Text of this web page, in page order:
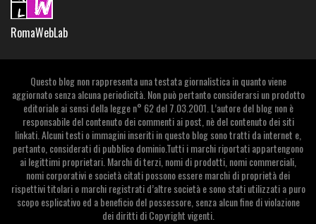
RomaWebLab
Questo blog non rappresenta una testata giornalistica in quanto viene
aggiornato senza alcuna periodicità. Non può pertanto considerarsi un prodotto
editoriale ai sensi della legge n° 62 del 7.03.2001. L’autore del blog non è
responsabile del contenuto dei commenti ai post, nè del contenuto dei siti
linkati. Alcuni testi o immagini inseriti in questo blog sono tratti da internet e,
pertanto, considerati di pubblico dominio.Tutti i marchi riportati appartengono
ai legittimi proprietari. Marchi di terzi, nomi di prodotti, nomi commerciali,
nomi corporativi e società citati possono essere marchi di proprietà dei
rispettivi titolari o marchi registrati d’altre società e sono stati utilizzati a puro
scopo esplicativo ed a beneficio del possessore, senza alcun fine di violazione
dei diritti di Copyright vigenti.